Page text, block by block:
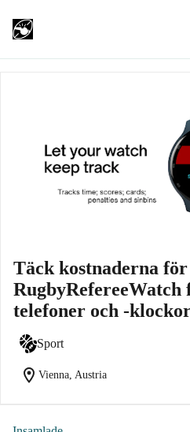
Täck kostnaderna
RugbyRefereeWatch
telefoner och -
Sport
location_on Vienna, Austria